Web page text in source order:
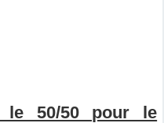
le 50/50 pour le